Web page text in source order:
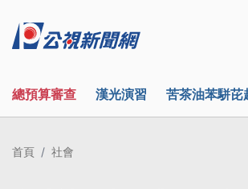
總預算審查 漢光演習 苦茶油苯駢芘
首頁 社會